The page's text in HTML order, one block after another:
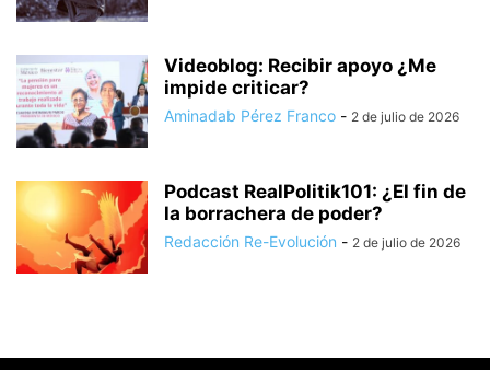
Videoblog: Recibir apoyo ¿Me
impide criticar?
Aminadab Pérez Franco - 2 de julio de 2026
Podcast RealPolitik101: ¿El fin de
la borrachera de poder?
Redacción Re-Evolución - 2 de julio de 2026